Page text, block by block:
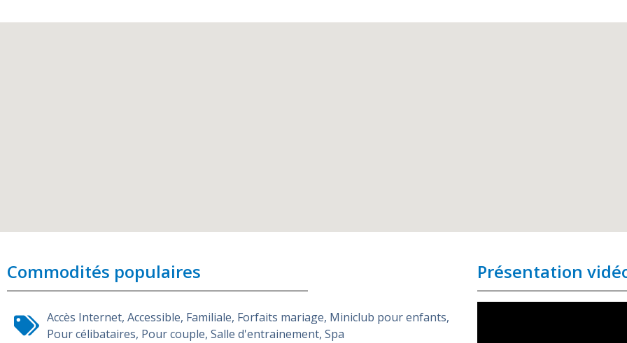
Commodités populaires
Accès Internet, Accessible, Familiale, Forfaits mariage, Miniclub pour enfants,
Pour célibataires, Pour couple, Salle d'entrainement, Spa
Présentation